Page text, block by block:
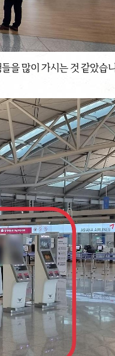
을 많이 가시는 것 같았습